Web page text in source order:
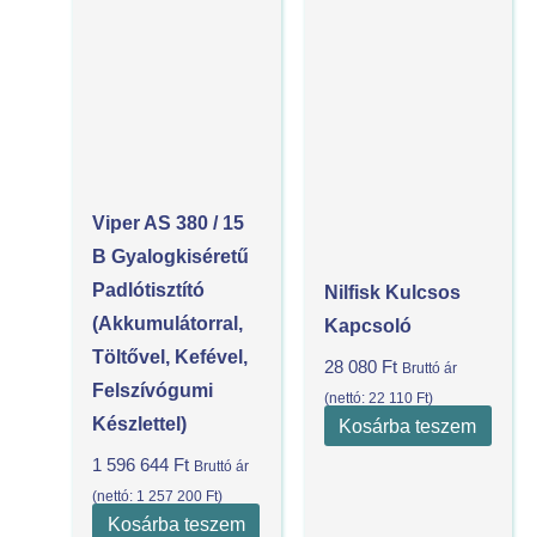
Viper AS 380 / 15
B Gyalogkiséretű
Padlótisztító
(akkumulátorral,
Töltővel, Kefével,
Felszívógumi
Készlettel)
1 596 644 Ft Bruttó ár
(nettó: 1 257 200 Ft)
Kosárba teszem
Nilfisk Kulcsos
Kapcsoló
28 080 Ft Bruttó ár
(nettó: 22 110 Ft)
Kosárba teszem